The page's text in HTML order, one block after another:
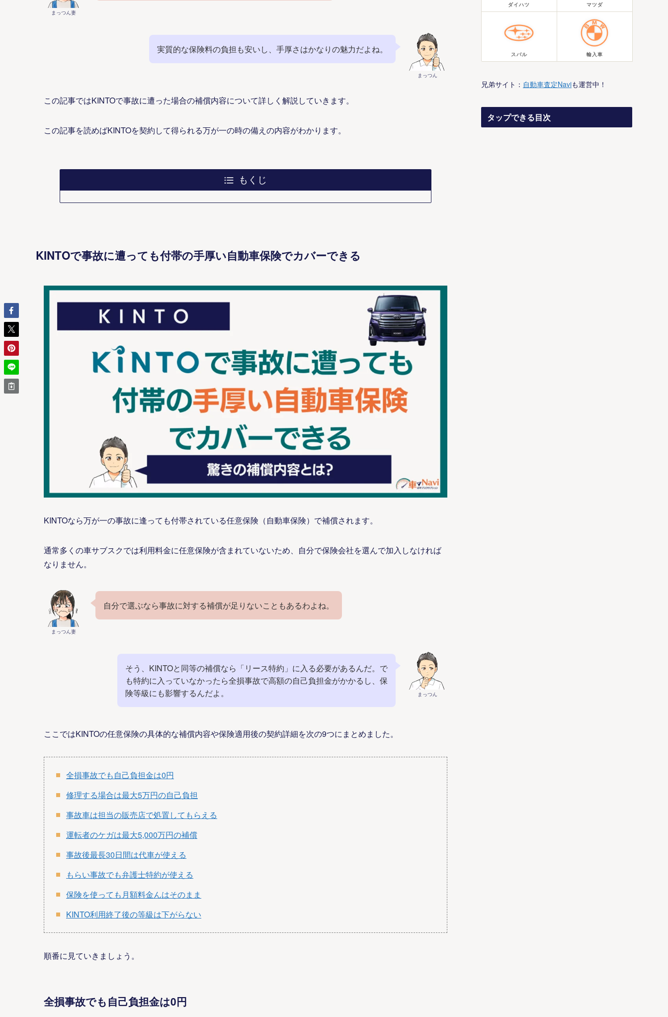
まっつん妻
まっつん
実質的な保険料の負担も安いし、手厚さはかなりの魅力だよね。
この記事ではKINTOで事故に遭った場合の補償内容について詳しく解説していきます。
この記事を読めばKINTOを契約して得られる万が一の時の備えの内容がわかります。
もくじ
KINTOで事故に遭っても付帯の手厚い自動車保険でカバーできる
KINTOなら万が一の事故に逢っても付帯されている任意保険（自動車保険）で補償されます。
通常多くの車サブスクでは利用料金に任意保険が含まれていないため、自分で保険会社を選んで加入しなければ
なりません。
まっつん妻
自分で選ぶなら事故に対する補償が足りないこともあるわよね。
まっつん
そう、KINTOと同等の補償なら「リース特約」に入る必要があるんだ。で
も特約に入っていなかったら全損事故で高額の自己負担金がかかるし、保
険等級にも影響するんだよ。
ここではKINTOの任意保険の具体的な補償内容や保険適用後の契約詳細を次の9つにまとめました。
全損事故でも自己負担金は0円
修理する場合は最大5万円の自己負担
事故車は担当の販売店で処置してもらえる
運転者のケガは最大5,000万円の補償
事故後最長30日間は代車が使える
もらい事故でも弁護士特約が使える
保険を使っても月額料金んはそのまま
KINTO利用終了後の等級は下がらない
順番に見ていきましょう。
全損事故でも自己負担金は0円
ダイハツ マツダ
スバル 輸入車
兄弟サイト： 自動車査定Naviも運営中！
タップできる目次